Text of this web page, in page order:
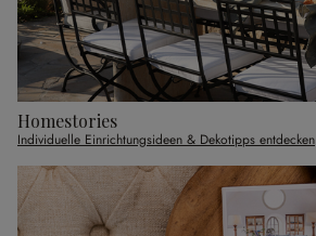
Homestories
Individuelle Einrichtungsideen & Dekotipps entdecken